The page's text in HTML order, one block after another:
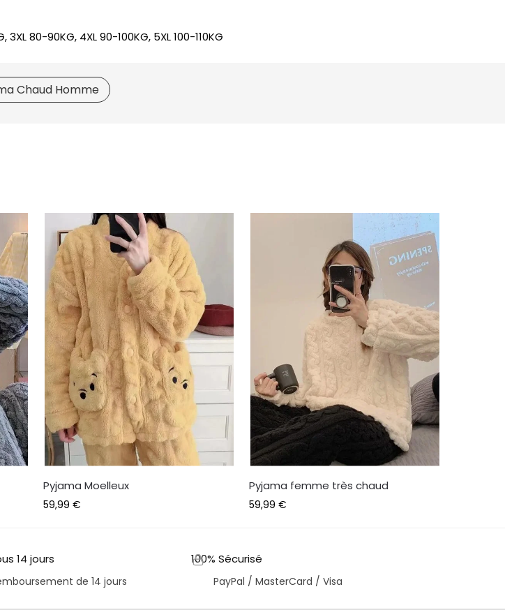
80-90KG, 4XL 90-100KG, 5XL 100-110KG
Chaud Homme
Pyjama Moelleux
59,99 €
Pyjama femme très chaud
59,99 €
14 jours
de 14 jours
100% Sécurisé
PayPal / MasterCard / Visa